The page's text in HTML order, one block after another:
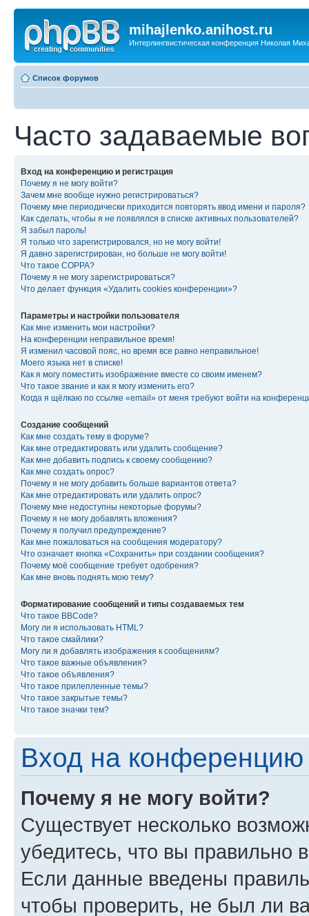
mihajlenko.anihost.ru
Интерлингвистическая конференция Николая
Список форумов
Часто задаваемые
Вход на конференцию и регистрация
Почему я не могу войти?
Зачем мне вообще нужно регистрироваться?
Почему мне периодически приходится повторять ввод имени и пароля?
Как сделать, чтобы я не появлялся в списке активных пользователей?
Я забыл пароль!
Я только что зарегистрировался, но не могу войти!
Я давно зарегистрирован, но больше не могу войти!
Что такое COPPA?
Почему я не могу зарегистрироваться?
Что делает функция «Удалить cookies конференции»?
Параметры и настройки пользователя
Как мне изменить мои настройки?
На конференции неправильное время!
Я изменил часовой пояс, но время все равно неправильное!
Моего языка нет в списке!
Как я могу поместить изображение вместе со своим именем?
Что такое звание и как я могу изменить его?
Когда я щёлкаю по ссылке «email» от меня требуют войти на
Создание сообщений
Как мне создать тему в форуме?
Как мне отредактировать или удалить сообщение?
Как мне добавить подпись к своему сообщению?
Как мне создать опрос?
Почему я не могу добавить больше вариантов ответа?
Как мне отредактировать или удалить опрос?
Почему мне недоступны некоторые форумы?
Почему я не могу добавлять вложения?
Почему я получил предупреждение?
Как мне пожаловаться на сообщения модератору?
Что означает кнопка «Сохранить» при создании сообщения?
Почему моё сообщение требует одобрения?
Как мне вновь поднять мою тему?
Форматирование сообщений и типы создаваемых тем
Что такое BBCode?
Могу ли я использовать HTML?
Что такое смайлики?
Могу ли я добавлять изображения к сообщениям?
Что такое важные объявления?
Что такое объявления?
Что такое прилепленные темы?
Что такое закрытые темы?
Что такое значки тем?
Вход на конференцию
Почему я не могу войти?
Существует несколько
убедитесь, что вы правильно
Если данные введены
чтобы проверить, не был ли